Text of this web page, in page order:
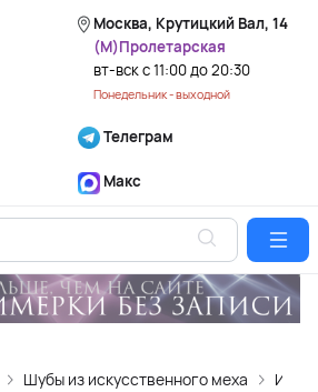
Москва, Крутицкий Вал, 14
(М)Пролетарская
вт-вск с 11:00 до 20:30
Понедельник - выходной
Телеграм
Макс
Шубы из искусственного меха